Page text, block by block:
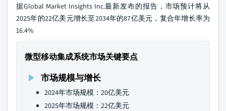
据Global Market Insights Inc.最新发布的报告，市场预计将从
2025年的22亿美元增长至2034年的87亿美元，复合年增长率为
16.4%
微型移动集成系统市场关键要点
市场规模与增长
2024年市场规模：20亿美元
2025年市场规模：22亿美元